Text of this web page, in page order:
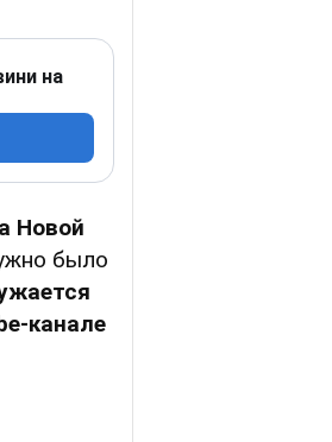
на
Новой
было
-канале